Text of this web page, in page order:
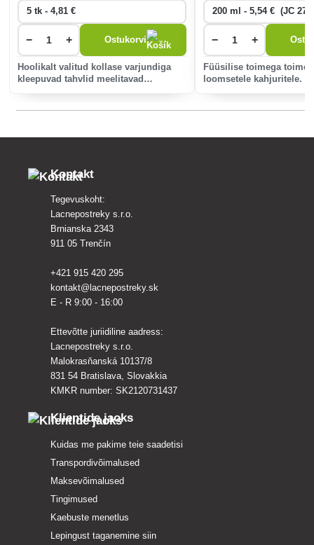
− + Ostukorvi
Hoolikalt valitud kollase varjundiga
kleepuvad tahvlid meelitavad
− +
Füüsilise toimega
loomsetele kahjuritele.
Kontakt
Tegevuskoht:
Lacnepostreky s.r.o.
Brnianska 2343
911 05 Trenčín
+421 915 420 295
kontakt@lacnepostreky.sk
E - R 9:00 - 16:00
Ettevõtte juriidiline aadress:
Lacnepostreky s.r.o.
Malokrasňanská 10137/8
831 54 Bratislava, Slovakkia
KMKR number: SK2120731437
Klientide jaoks
Kuidas me pakime teie saadetisi
Transpordivõimalused
Maksevõimalused
Tingimused
Kaebuste menetlus
Lepingust taganemine siin